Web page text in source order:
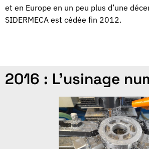
et en Europe en un peu plus d’une
SIDERMECA est cédée fin 2012.
2016 : L'usinage